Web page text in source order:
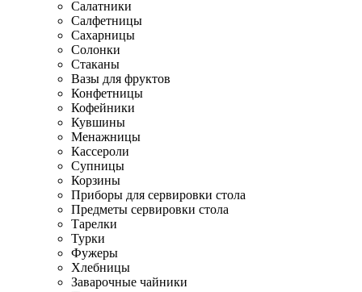
Салатники
Салфетницы
Сахарницы
Солонки
Стаканы
Вазы для фруктов
Конфетницы
Кофейники
Кувшины
Менажницы
Кассероли
Супницы
Корзины
Приборы для сервировки стола
Предметы сервировки стола
Тарелки
Турки
Фужеры
Хлебницы
Заварочные чайники